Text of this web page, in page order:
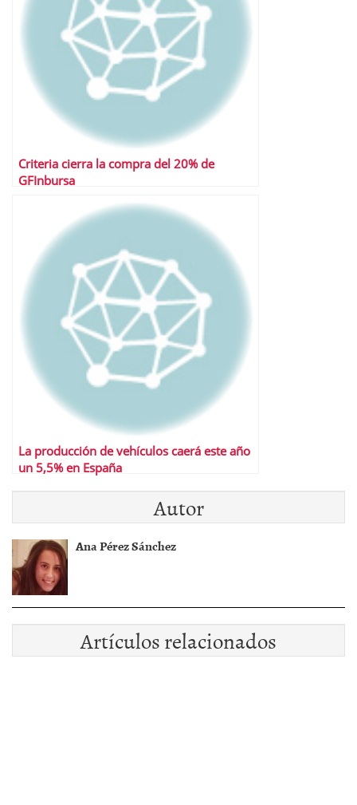
Criteria cierra la compra del 20% de
GFInbursa
La producción de vehículos caerá este año
un 5,5% en España
Autor
Ana Pérez Sánchez
Artículos relacionados